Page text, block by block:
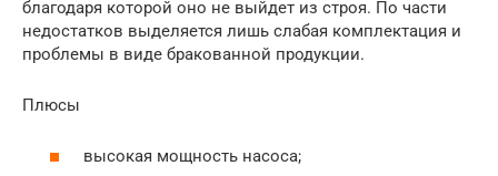
благодаря которой оно не выйдет из строя. По части
недостатков выделяется лишь слабая комплектация и
проблемы в виде бракованной продукции.
Плюсы
высокая мощность насоса;